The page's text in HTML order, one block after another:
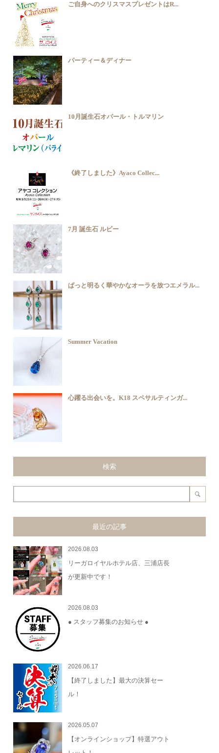
ご自身へのクリスマスプレゼントはR...
パーティー＆ディナー
10月誕生石オパール・トルマリン
《終了しました》Ayaco Collec...
7月 誕生石 ルビー
ぱっと明るく華やかなオーラを放つエメラル...
Summer Vacation
心躍る出会いを。K18 スペサルティンガ...
検索
最近の記事
2026.08.03
リーガロイヤルホテル店、三浦店長
が更新中です！
2026.08.03
● スタッフ募集のお知らせ ●
2026.06.17
【終了しました】最大の決算セー
ル！
2026.05.07
【オンラインショップ】特選アウト